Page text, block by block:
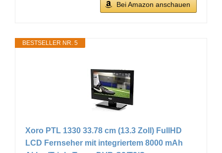
Bei Amazon anschauen
BESTSELLER NR. 5
Xoro PTL 1330 33.78 cm (13.3 Zoll) FullHD
LCD Fernseher mit integriertem 8000 mAh